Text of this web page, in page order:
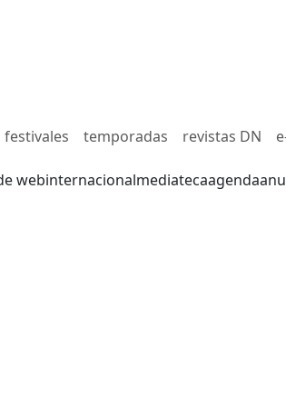
festivales temporadas revistas DN
webinternacionalmediatecaagenda